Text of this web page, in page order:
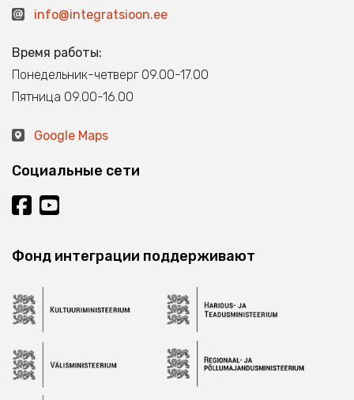
info@integratsioon.ee
Время работы:
Понедельник-четверг 09.00-17.00
Пятница 09.00-16.00
Google Maps
Социальные сети
Фонд интеграции поддерживают